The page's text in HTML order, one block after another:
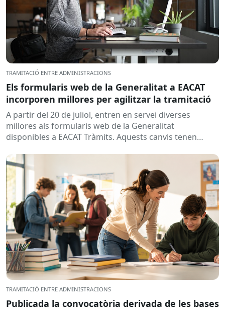
TRAMITACIÓ ENTRE ADMINISTRACIONS
Els formularis web de la Generalitat a EACAT
incorporen millores per agilitzar la tramitació
A partir del 20 de juliol, entren en servei diverses
millores als formularis web de la Generalitat
disponibles a EACAT Tràmits. Aquests canvis tenen
TRAMITACIÓ ENTRE ADMINISTRACIONS
Publicada la convocatòria derivada de les bases